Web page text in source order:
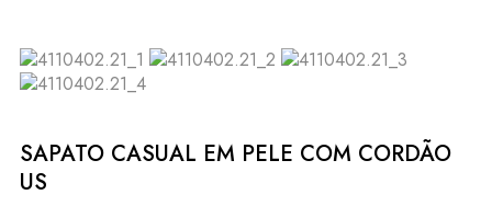
SAPATO CASUAL EM PELE COM CORDÃO
US